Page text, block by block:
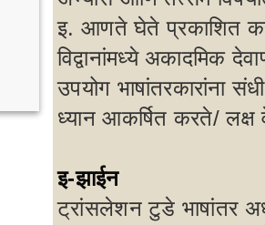
इ. आणते घेते प्रकाशित
विद्वानांमध्ये अकादमिक
उपयोग भाषांतरकारांना
ध्यान आकर्षित करते/
इ-झाईन
ट्रांसलेशन टुडे भाषांतर